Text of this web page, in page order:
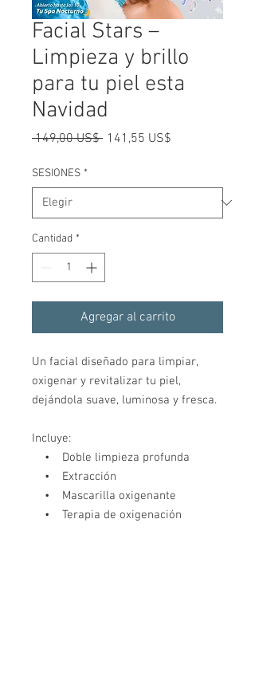
Facial Stars –
Limpieza y brillo
para tu piel esta
Navidad
149,00 US$ Precio
141,55 US$
SESIONES *
Cantidad *
Agregar al carrito
Un facial diseñado para limpiar,
oxigenar y revitalizar tu piel,
dejándola suave, luminosa y fresca.
Incluye:
• Doble limpieza profunda
• Extracción
• Mascarilla oxigenante
• Terapia de oxigenación